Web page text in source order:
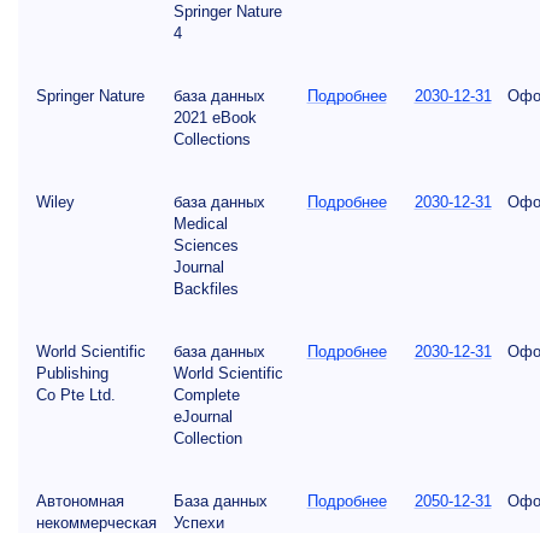
Springer Nature
4
Springer Nature
база данных
2021 eBook
Collections
Подробнее 2030-12-31
Wiley
база данных
Medical
Sciences
Journal
Backfiles
Подробнее 2030-12-31
World Scientific
Publishing
Co Pte Ltd.
база данных
World Scientific
Complete
eJournal
Collection
Подробнее 2030-12-31
Автономная
некоммерческая
База данных
Успехи
Подробнее 2050-12-31